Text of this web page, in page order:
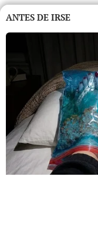
ANTES DE IRSE